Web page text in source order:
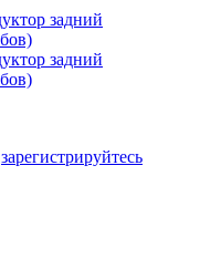
зарегистрируйтесь